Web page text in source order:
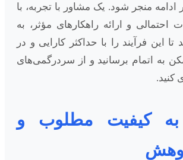
ادامه منجر شود. یک مشاور با تجربه، با
احتمالی و ارائه راهکارهای مؤثر، به
این فرآیند را با حداکثر کارایی و در
به اتمام برسانید و از سردرگمی‌های
کنید.
به کیفیت مطلوب و